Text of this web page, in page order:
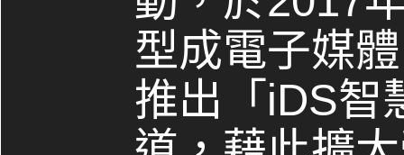
型成電子媒
推出「iDS智